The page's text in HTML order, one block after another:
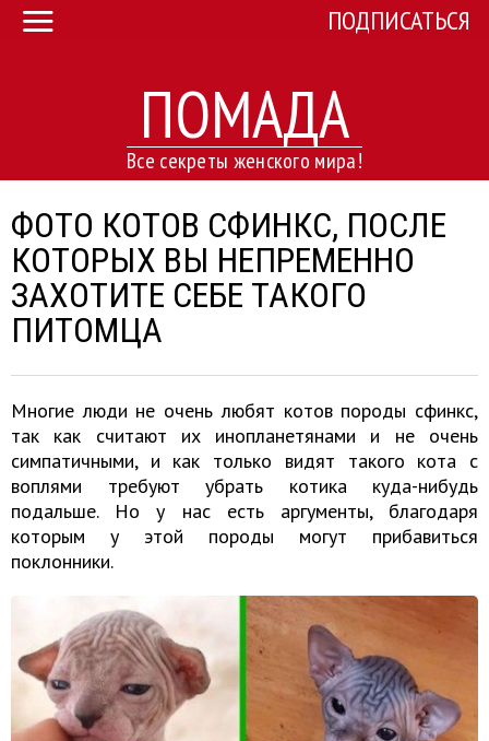
ПОМАДА
Все секреты женского мира!
ПОДПИСАТЬСЯ
ФОТО КОТОВ СФИНКС, ПОСЛЕ
КОТОРЫХ ВЫ НЕПРЕМЕННО
ЗАХОТИТЕ СЕБЕ ТАКОГО
ПИТОМЦА
Многие люди не очень любят котов породы сфинкс,
так как считают их инопланетянами и не очень
симпатичными, и как только видят такого кота с
воплями требуют убрать котика куда-нибудь
подальше. Но у нас есть аргументы, благодаря
которым у этой породы могут прибавиться
поклонники.